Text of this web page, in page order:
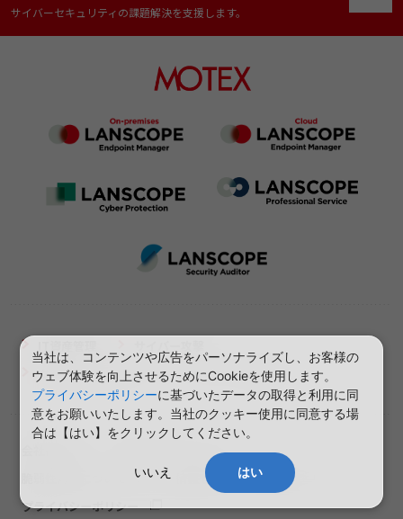
サイバーセキュリティの課題解決を支援します。
クラウドセキュリティ
イベント・NEWS
情報セキュリティ方針
プライバシーポリシー
当社は、コンテンツや広告をパーソナライズし、お客様の
ウェブ体験を向上させるためにCookieを使用します。
プライバシーポリシーに基づいたデータの取得と利用に同
意をお願いいたします。当社のクッキー使用に同意する場
合は【はい】をクリックしてください。
いいえ はい